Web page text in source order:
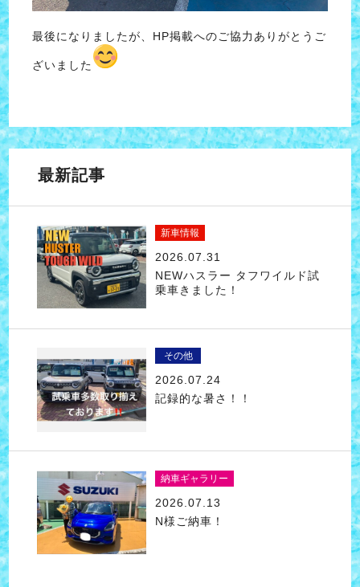
最後になりましたが、HP掲載へのご協力ありがとうご
ざいました
最新記事
新車情報
2026.07.31
NEWハスラー タフワイルド試
乗車きました！
その他
2026.07.24
記録的な暑さ！！
納車ギャラリー
2026.07.13
N様ご納車！